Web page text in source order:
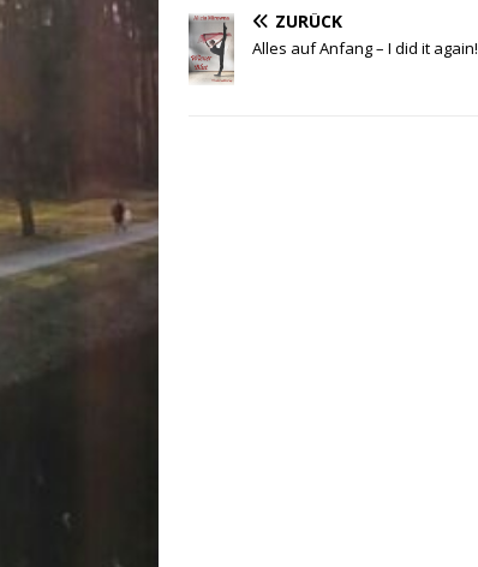
ZURÜCK
Alles auf Anfang – I did it again!